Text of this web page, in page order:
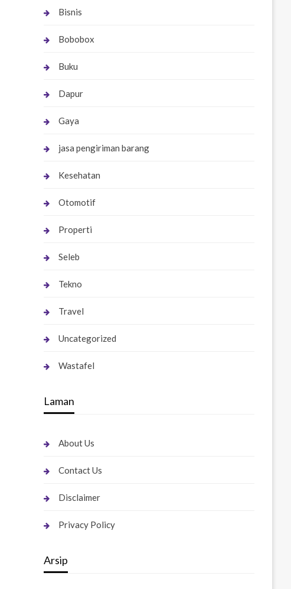
Bisnis
Bobobox
Buku
Dapur
Gaya
jasa pengiriman barang
Kesehatan
Otomotif
Properti
Seleb
Tekno
Travel
Uncategorized
Wastafel
Laman
About Us
Contact Us
Disclaimer
Privacy Policy
Arsip